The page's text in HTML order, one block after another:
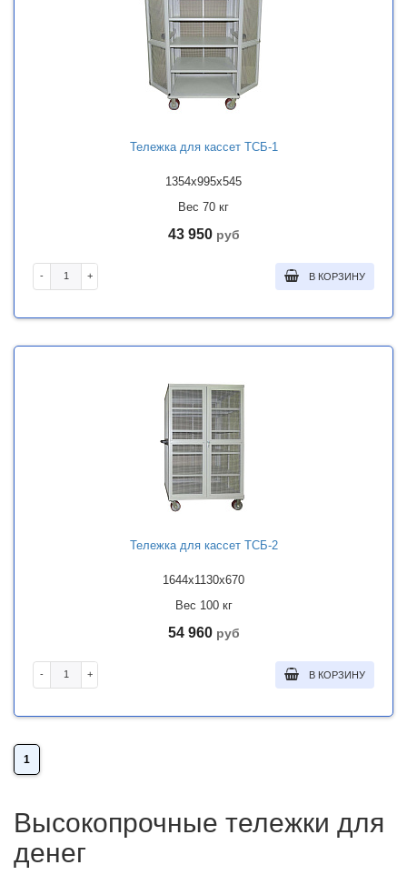
Тележка для кассет ТСБ-1
1354x995x545
Вес 70 кг
43 950 руб
- + В КОРЗИНУ
Тележка для кассет ТСБ-2
1644x1130x670
Вес 100 кг
54 960 руб
- + В КОРЗИНУ
1
Высокопрочные тележки для
денег